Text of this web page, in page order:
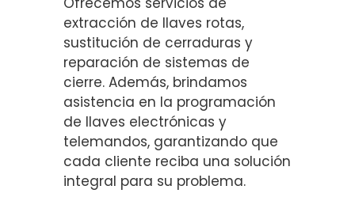
extracción de llaves rotas,
sustitución de cerraduras y
reparación de sistemas de
cierre. Además, brindamos
asistencia en la programación
de llaves electrónicas y
telemandos, garantizando que
cada cliente reciba una solución
integral para su problema.